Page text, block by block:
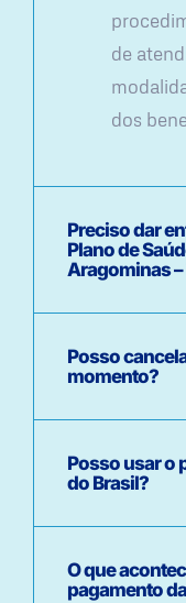
de
dos
Preciso dar
Plano de
Aragominas –
Posso
momento?
Posso usar o
do Brasil?
O que
pagamento